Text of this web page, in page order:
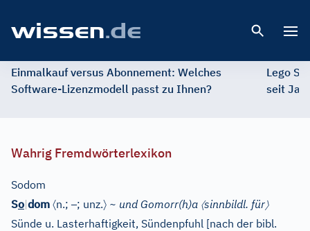
Einmalkauf versus Abonnement: Welches
Software-Lizenzmodell passt zu Ihnen?
Lego
seit
Wahrig Fremdwörterlexikon
Sodom
So|dom 〈n.;–; unz.〉 ~ und Gomorr(h)a 〈sinnbildl. für〉
Sünde u. Lasterhaftigkeit, Sündenpfuhl [nach der bibl.